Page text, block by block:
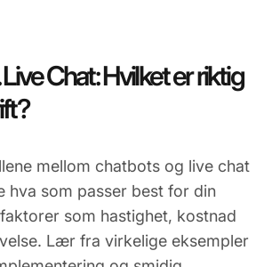
Chat: Hvilket er riktig
mellom chatbots og live chat
hva som passer best for din
som hastighet, kostnad
Lær fra virkelige eksempler